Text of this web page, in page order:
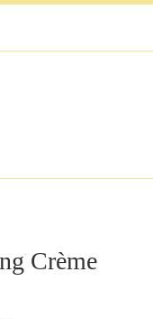
Crème